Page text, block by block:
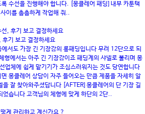
수선을 진행해야 합니다. [몽클레어 패딩] 내부 카툰택
이를 촘촘하게 작업해 줘..
후기 보고 결정하세요
서도 가장 긴 기장감의 롱패딩입니다 무려 12단으로 되
형에서는 아주 긴 기장감이죠 패딩계의 샤넬로 불리며 몽
업체에 쉽게 맡기기가 조심스러워지는 것도 당연합니다
몽클레어 상담이 자주 들어오는 만큼 제품을 자세히 알
을 잘 찾아와주셨답니다 [AFTER] 몽클레어의 단 기장 길
었습니다 고객님의 체형에 맞게 하단의 2단..